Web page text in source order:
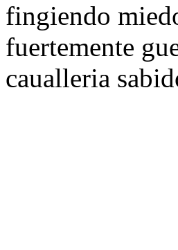
fingiendo
fuertemente
caualleria